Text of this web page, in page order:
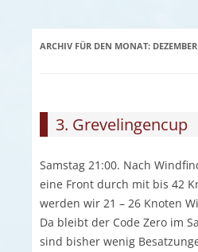
ARCHIV FÜR DEN MONAT:
3. Grevelingencup
Samstag 21:00. Nach
eine Front durch mit bis 42
werden wir 21 – 26 Knoten
Da bleibt der Code Zero im
sind bisher wenig